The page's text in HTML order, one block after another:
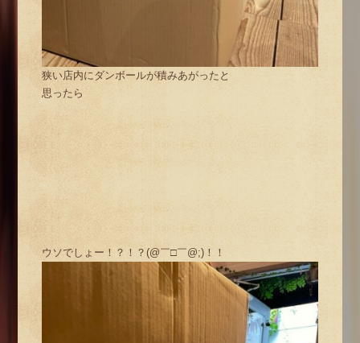
狭い店内にダンボールが積みあがったと
思ったら
ウソでしょー！？！？(@￣□￣@;)！！